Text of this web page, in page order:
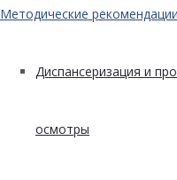
Методические рекомендации
Диспансеризация и
осмотры